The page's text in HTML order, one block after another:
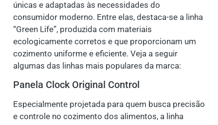
únicas e adaptadas às necessidades do
consumidor moderno. Entre elas, destaca-se a linha
“Green Life”, produzida com materiais
ecologicamente corretos e que proporcionam um
cozimento uniforme e eficiente. Veja a seguir
algumas das linhas mais populares da marca:
Panela Clock Original Control
Especialmente projetada para quem busca precisão
e controle no cozimento dos alimentos, a linha